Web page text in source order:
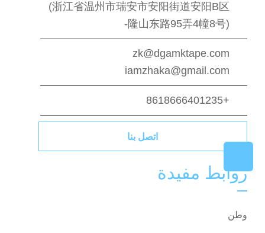
(浙江省温州市瑞安市安阳街道安阳B区
隆山东路95弄4幢8号)-
zk@dgamktape.com
iamzhaka@gmail.com
+8618666401235
اتصل بنا
روابط مفيدة
وطن